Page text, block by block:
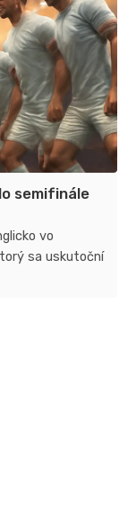
semifinále
vo
sa uskutoční